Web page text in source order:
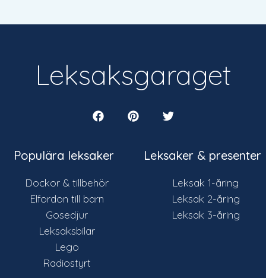
Populära leksaker
Dockor & tillbehör
Elfordon till barn
Gosedjur
Leksaksbilar
Lego
Radiostyrt
Leksaksgaraget
Leksaker & presenter
Leksak 1-åring
Leksak 2-åring
Leksak 3-åring